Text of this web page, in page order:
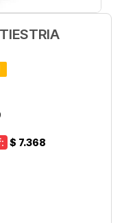
$ 7.368